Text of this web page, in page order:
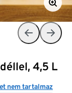
4,5 L
nem tartalmaz